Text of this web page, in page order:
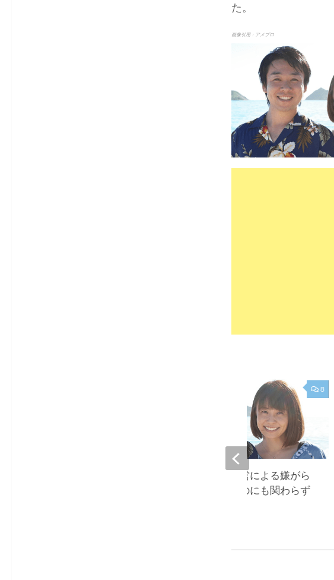
た。
画像引用：アメブロ
8
國光吟、ブログ運営による嫌がら
せを告白『消したのにも関わらず